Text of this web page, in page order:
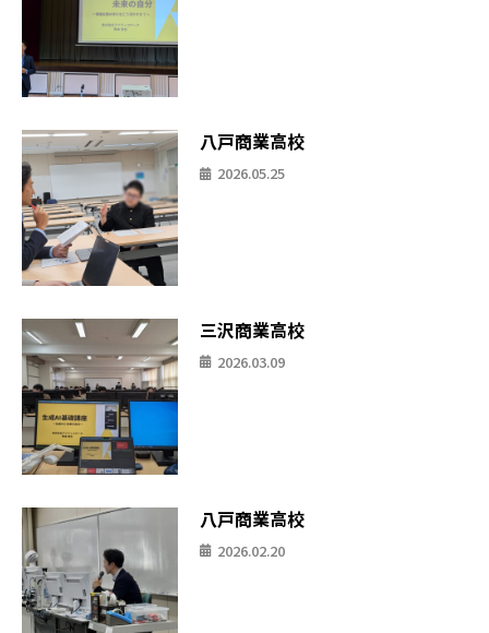
八戸商業高校
2026.05.25
三沢商業高校
2026.03.09
八戸商業高校
2026.02.20